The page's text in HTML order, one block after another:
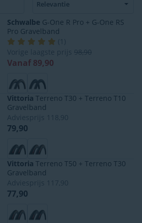
haal je het
vertrouwen op pad,
of de
Schwalbe G-One R Pro + G-One RS
Pro Gravelband
(
Vorige laagste prijs 98,90
Vanaf 89,90
Vittoria Terreno T30 + Terreno T10
Gravelband
Adviesprijs
118,90
79,90
Vittoria Terreno T50 + Terreno T30
Gravelband
Adviesprijs
117,90
77,90